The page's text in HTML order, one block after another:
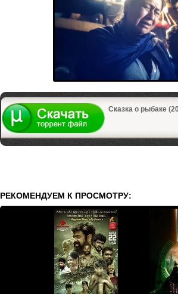
Сказка о рыбаке
РЕКОМЕНДУЕМ К ПРОСМОТРУ: